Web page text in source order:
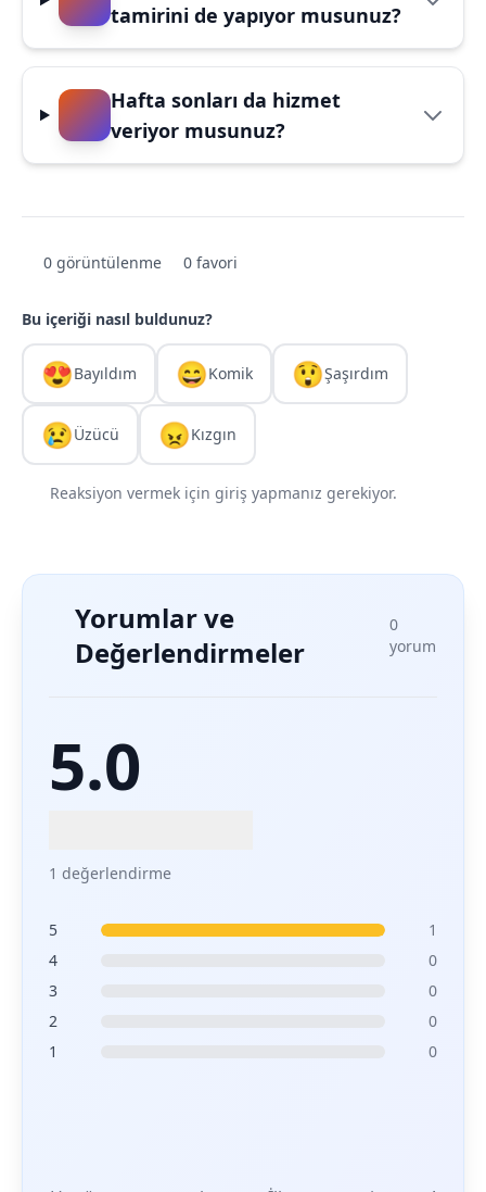
tamirini de yapıyor musunuz?
Hafta sonları da hizmet
veriyor musunuz?
0 görüntülenme 0 favori
Bu içeriği nasıl buldunuz?
😍Bayıldım 😄Komik 😲Şaşırdım
😢Üzücü 😠Kızgın
Reaksiyon vermek için giriş yapmanız gerekiyor.
Yorumlar ve
Değerlendirmeler
0
yorum
5.0
1 değerlendirme
5
1
4
0
3
0
2
0
1
0